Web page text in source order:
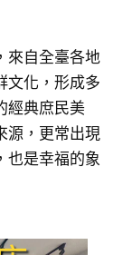
來自全臺各地
文化，形成多
經典庶民美
源，更常出現
也是幸福的象